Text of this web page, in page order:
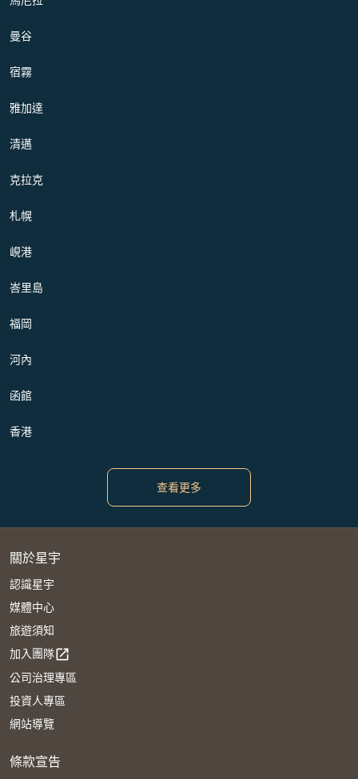
曼谷
宿霧
雅加達
清邁
克拉克
札幌
峴港
峇里島
福岡
河內
函館
香港
查看更多
關於星宇
認識星宇
媒體中心
旅遊須知
加入團隊open_in_new
公司治理專區
投資人專區
網站導覽
條款宣告